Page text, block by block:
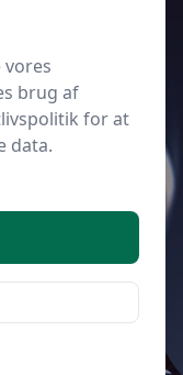
søvn
brug af
for at
data.